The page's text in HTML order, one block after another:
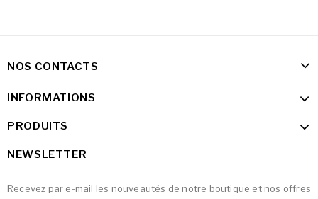
NOS CONTACTS
INFORMATIONS
PRODUITS
NEWSLETTER
Recevez par e-mail les nouveautés de notre boutique et nos offres